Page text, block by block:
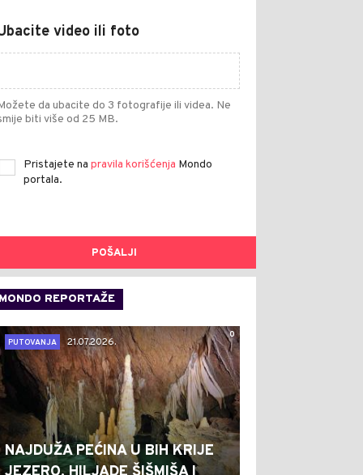
video ili foto
da ubacite do 3 fotografije ili videa. Ne
biti više od 25 MB.
Pristajete na pravila korišćenja Mondo
portala.
POŠALJI
MONDO REPORTAŽE
0
PUTOVANJA
21.07.2026.
NAJDUŽA PEĆINA U BIH KRIJE